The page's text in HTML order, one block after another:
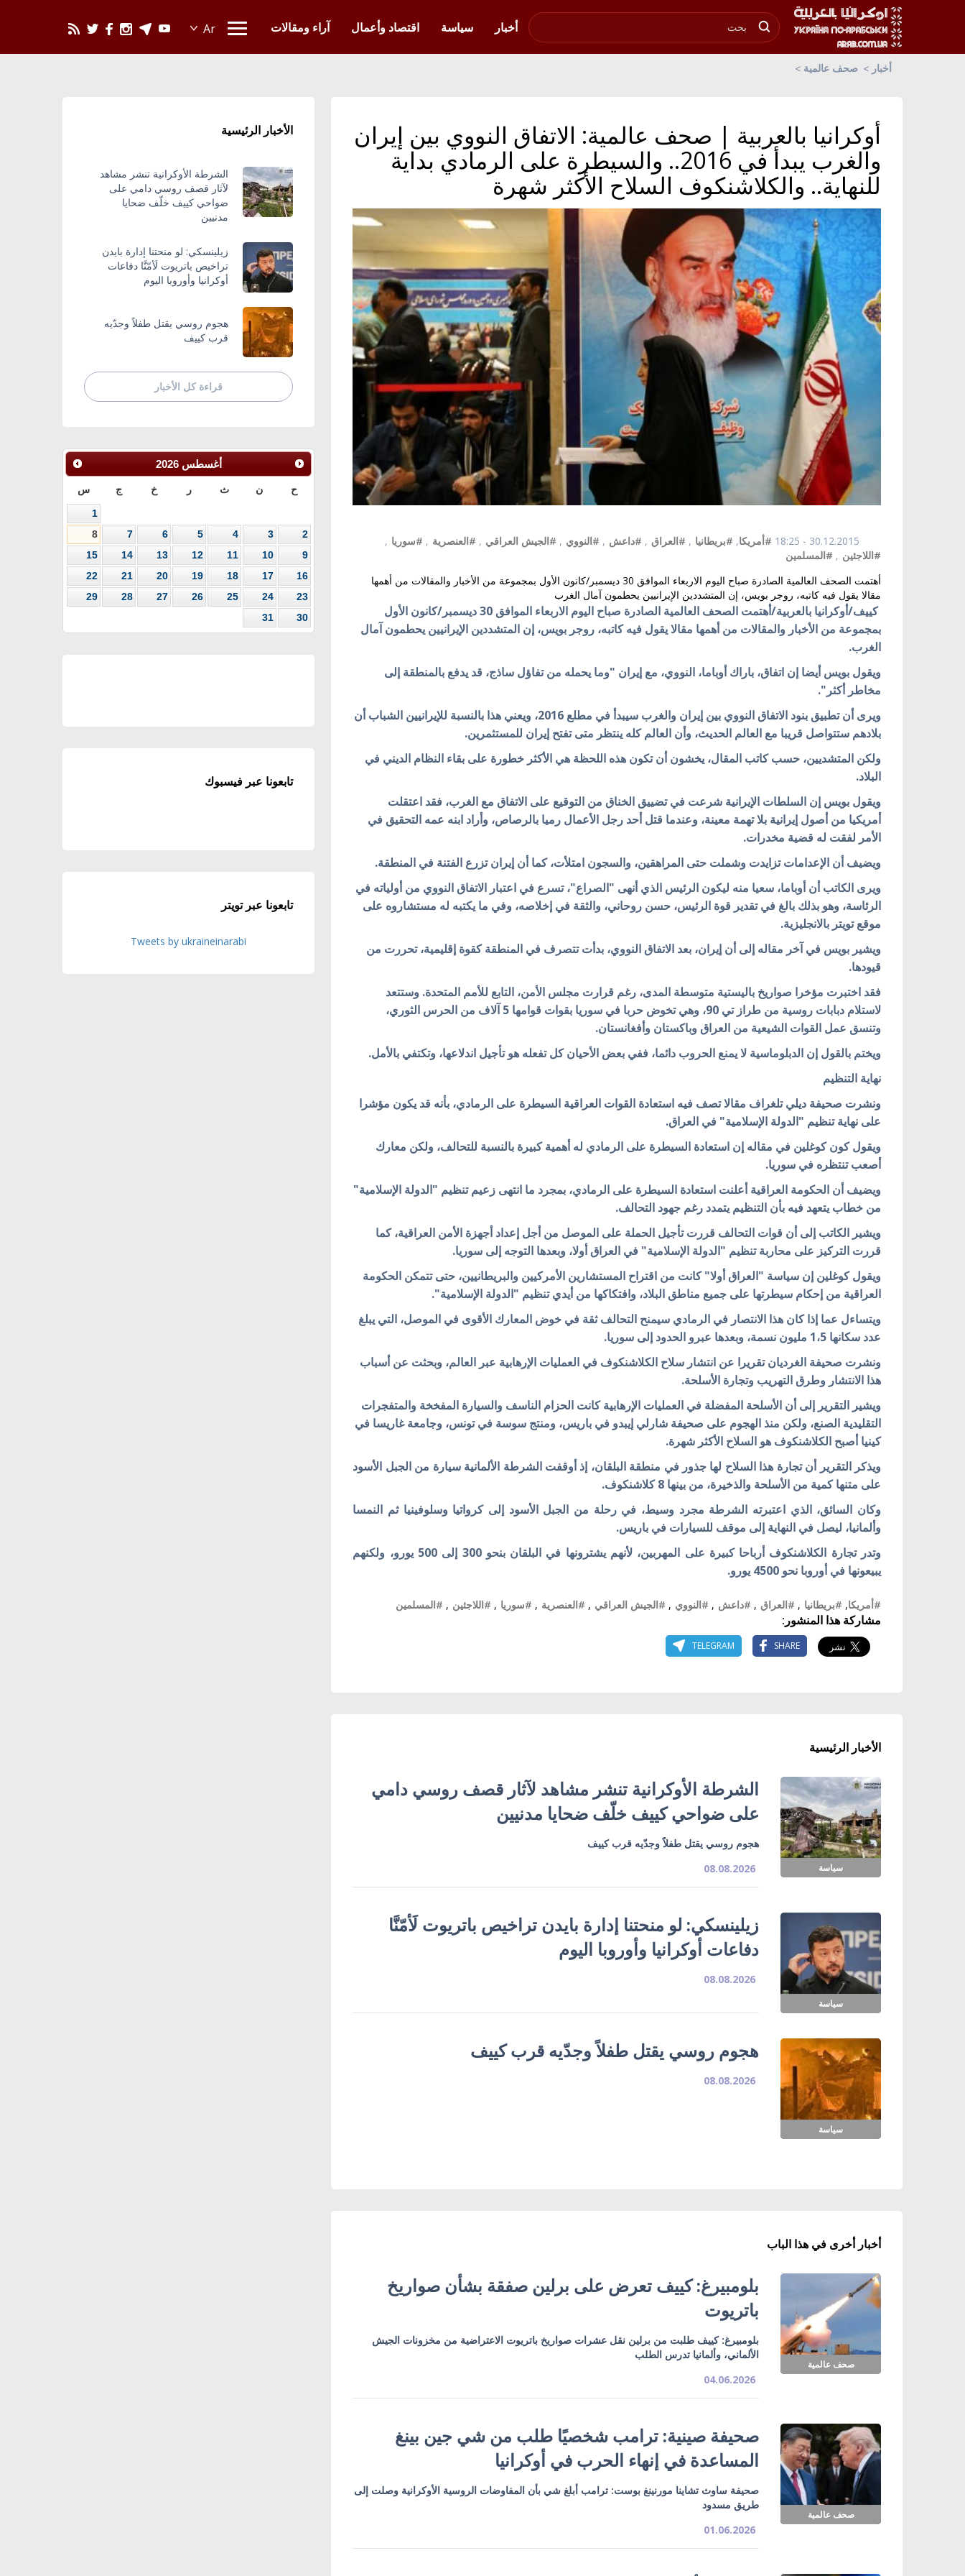
أخبار
سياسة اقتصاد وأعمال آراء ومقالات
أخبار صحف عالمية
أوكرانيا بالعربية | صحف عالمية: الاتفاق النووي بين إيران
والغرب يبدأ في 2016.. والسيطرة على الرمادي بداية
للنهاية.. والكلاشنكوف السلاح الأكثر شهرة
30.12.2015 - 18:25 #أمريكا, #بريطانيا , #العراق , #داعش , #النووي , #الجيش العراقي , #العنصرية , #سوريا ,
#اللاجئين , #المسلمين
أهتمت الصحف العالمية الصادرة صباح اليوم الاربعاء الموافق 30 ديسمبر/كانون الأول بمجموعة من الأخبار والمقالات من أهمها
مقالا يقول فيه كاتبه، روجر بويس، إن المتشددين الإيرانيين يحطمون آمال الغرب
كييف/أوكرانيا بالعربية/أهتمت الصحف العالمية الصادرة صباح اليوم الاربعاء الموافق 30 ديسمبر/كانون الأول
بمجموعة من الأخبار والمقالات من أهمها مقالا يقول فيه كاتبه، روجر بويس، إن المتشددين الإيرانيين يحطمون آمال
الغرب.
ويقول بويس أيضا إن اتفاق، باراك أوباما، النووي، مع إيران "وما يحمله من تفاؤل ساذج، قد يدفع بالمنطقة إلى
مخاطر أكثر".
ويرى أن تطبيق بنود الاتفاق النووي بين إيران والغرب سيبدأ في مطلع 2016، ويعني هذا بالنسبة للإيرانيين الشباب أن
بلادهم ستتواصل قريبا مع العالم الحديث، وأن العالم كله ينتظر متى تفتح إيران للمستثمرين.
ولكن المتشديين، حسب كاتب المقال، يخشون أن تكون هذه اللحظة هي الأكثر خطورة على بقاء النظام الديني في
البلاد.
ويقول بويس إن السلطات الإيرانية شرعت في تضييق الخناق من التوقيع على الاتفاق مع الغرب، فقد اعتقلت
أمريكيا من أصول إيرانية بلا تهمة معينة، وعندما قتل أحد رجل الأعمال رميا بالرصاص، وأراد ابنه عمه التحقيق في
الأمر لفقت له قضية مخدرات.
ويضيف أن الإعدامات تزايدت وشملت حتى المراهقين، والسجون امتلأت، كما أن إيران تزرع الفتنة في المنطقة.
ويرى الكاتب أن أوباما، سعيا منه ليكون الرئيس الذي أنهى "الصراع"، تسرع في اعتبار الاتفاق النووي من أولياته في
الرئاسة، وهو بذلك بالغ في تقدير قوة الرئيس، حسن روحاني، والثقة في إخلاصه، وفي ما يكتبه له مستشاروه على
موقع تويتر بالانجليزية.
ويشير بويس في آخر مقاله إلى أن إيران، بعد الاتفاق النووي، بدأت تتصرف في المنطقة كقوة إقليمية، تحررت من
قيودها.
فقد اختبرت مؤخرا صواريخ باليستية متوسطة المدى، رغم قرارت مجلس الأمن، التابع للأمم المتحدة. وستتعد
لاستلام دبابات روسية من طراز تي 90، وهي تخوض حربا في سوريا بقوات قوامها 5 آلاف من الحرس الثوري،
وتنسق عمل القوات الشيعية من العراق وباكستان وأفغانستان.
ويختم بالقول إن الدبلوماسية لا يمنع الحروب دائما، ففي بعض الأحيان كل تفعله هو تأجيل اندلاعها، وتكتفي بالأمل.
نهاية التنظيم
ونشرت صحيفة ديلي تلغراف مقالا تصف فيه استعادة القوات العراقية السيطرة على الرمادي، بأنه قد يكون مؤشرا
على نهاية تنظيم "الدولة الإسلامية" في العراق.
ويقول كون كوغلين في مقاله إن استعادة السيطرة على الرمادي له أهمية كبيرة بالنسبة للتحالف، ولكن معارك
أصعب تنتظره في سوريا.
ويضيف أن الحكومة العراقية أعلنت استعادة السيطرة على الرمادي، بمجرد ما انتهى زعيم تنظيم "الدولة الإسلامية"
من خطاب يتعهد فيه بأن التنظيم يتمدد رغم جهود التحالف.
ويشير الكاتب إلى أن قوات التحالف قررت تأجيل الحملة على الموصل من أجل إعداد أجهزة الأمن العراقية، كما
قررت التركيز على محاربة تنظيم "الدولة الإسلامية" في العراق أولا، وبعدها التوجه إلى سوريا.
ويقول كوغلين إن سياسة "العراق أولا" كانت من اقتراح المستشارين الأمركيين والبريطانيين، حتى تتمكن الحكومة
العراقية من إحكام سيطرتها على جميع مناطق البلاد، وافتكاكها من أيدي تنظيم "الدولة الإسلامية".
ويتساءل عما إذا كان هذا الانتصار في الرمادي سيمنح التحالف ثقة في خوض المعارك الأقوى في الموصل، التي يبلغ
عدد سكانها 1،5 مليون نسمة، وبعدها عبرو الحدود إلى سوريا.
ونشرت صحيفة الغرديان تقريرا عن انتشار سلاح الكلاشنكوف في العمليات الإرهابية عبر العالم، وبحثت عن أسباب
هذا الانتشار وطرق التهريب وتجارة الأسلحة.
ويشير التقرير إلى أن الأسلحة المفضلة في العمليات الإرهابية كانت الحزام الناسف والسيارة المفخخة والمتفجرات
التقليدية الصنع، ولكن منذ الهجوم على صحيفة شارلي إيبدو في باريس، ومنتج سوسة في تونس، وجامعة غاريسا في
كينيا أصبح الكلاشنكوف هو السلاح الأكثر شهرة.
ويذكر التقرير أن تجارة هذا السلاح لها جذور في منطقة البلقان، إذ أوقفت الشرطة الألمانية سيارة من الجبل الأسود
على متنها كمية من الأسلحة والذخيرة، من بينها 8 كلاشنكوف.
وكان السائق، الذي اعتبرته الشرطة مجرد وسيط، في رحلة من الجبل الأسود إلى كرواتيا وسلوفينيا ثم النمسا
وألمانيا، ليصل في النهاية إلى موقف للسيارات في باريس.
وتدر تجارة الكلاشنكوف أرباحا كبيرة على المهربين، لأنهم يشترونها في البلقان بنحو 300 إلى 500 يورو، ولكنهم
يبيعونها في أوروبا نحو 4500 يورو.
#أمريكا, #بريطانيا , #العراق , #داعش , #النووي , #الجيش العراقي , #العنصرية , #سوريا , #اللاجئين , #المسلمين
مشاركة هذا المنشور:
SHARE
TELEGRAM
الأخبار الرئيسية
سياسة
الشرطة الأوكرانية تنشر مشاهد لآثار قصف روسي دامي
على ضواحي كييف خلّف ضحايا مدنيين
هجوم روسي يقتل طفلاً وجدّيه قرب كييف
08.08.2026
سياسة
زيلينسكي: لو منحتنا إدارة بايدن تراخيص باتريوت لَأمّنَّا
دفاعات أوكرانيا وأوروبا اليوم
08.08.2026
سياسة
هجوم روسي يقتل طفلاً وجدّيه قرب كييف
08.08.2026
أخبار أخرى في هذا الباب
صحف عالمية
بلومبيرغ: كييف تعرض على برلين صفقة بشأن صواريخ
باتريوت
بلومبيرغ: كييف طلبت من برلين نقل عشرات صواريخ باتريوت الاعتراضية من مخزونات الجيش
الألماني، وألمانيا تدرس الطلب
04.06.2026
صحف عالمية
صحيفة صينية: ترامب شخصيًا طلب من شي جين بينغ
المساعدة في إنهاء الحرب في أوكرانيا
صحيفة ساوث تشاينا مورنينغ بوست: ترامب أبلغ شي بأن المفاوضات الروسية الأوكرانية وصلت إلى
طريق مسدود
01.06.2026
الأخبار الرئيسية
الشرطة الأوكرانية تنشر مشاهد
لآثار قصف روسي دامي على
ضواحي كييف خلّف ضحايا
مدنيين
زيلينسكي: لو منحتنا إدارة بايدن
تراخيص باتريوت لَأمّنَّا دفاعات
أوكرانيا وأوروبا اليوم
هجوم روسي يقتل طفلاً وجدّيه
قرب كييف
قراءة كل الأخبار
أغسطس 2026
ح ن ث ر خ ج س
1
2
3
4
5
6
7
8
9
10
11
12
13
14
15
16
17
18
19
20
21
22
23
24
25
26
27
28
29
30
31
تابعونا عبر فيسبوك
تابعونا عبر تويتر
Tweets by ukraineinarabi